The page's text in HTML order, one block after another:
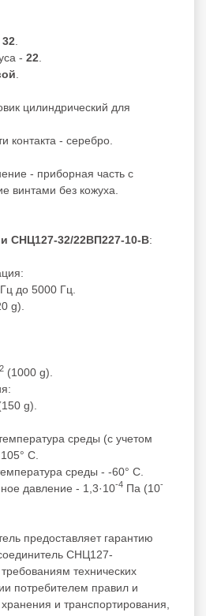
32
- 22
цилиндрический для
контакта - серебро.
- приборная часть с
винтами без кожуха.
СНЦ127-32/22ВП227-10-В:
до 5000 Гц.
g).
2 (1000 g).
g).
среды (с учетом
С.
среды - -60° С.
давление - 1,3·10-4 Па (10-
предоставляет гарантию
СНЦ127-
технических
потребителем правил и
и транспортирования,